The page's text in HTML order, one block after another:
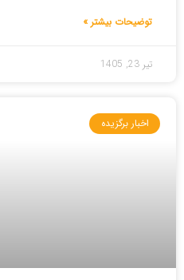
توضیحات بیشتر »
تیر 23, 1405
اخبار برگزیده